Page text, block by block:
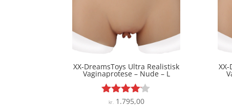
XX-DreamsToys Ultra Realistisk
Vaginaprotese – Nude – L
Vurderet
kr. 1.795,00